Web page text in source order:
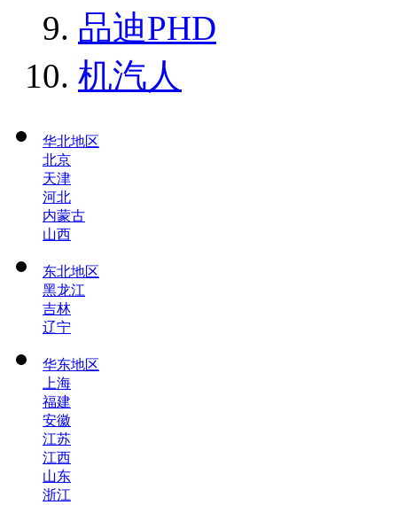
品迪PHD
机汽人
华北地区
北京
天津
河北
内蒙古
山西
东北地区
黑龙江
吉林
辽宁
华东地区
上海
福建
安徽
江苏
江西
山东
浙江